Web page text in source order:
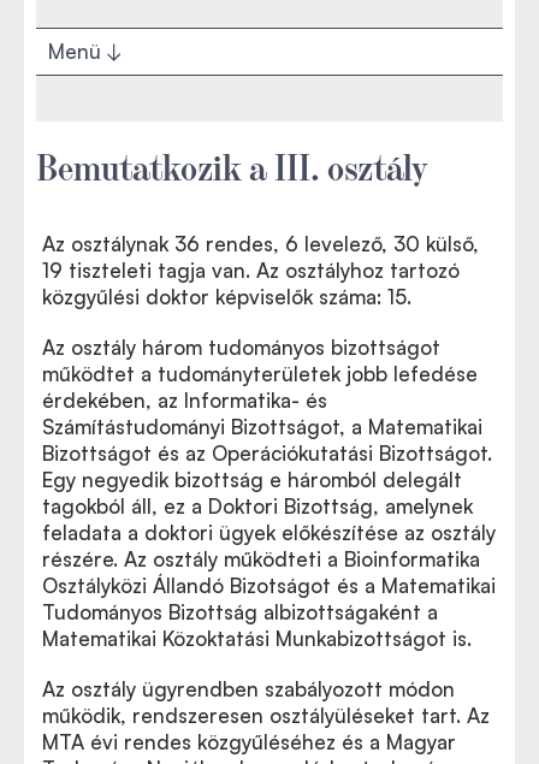
Menü
Bemutatkozik a III. osztály
Az osztálynak 36 rendes, 6 levelező, 30 külső,
19 tiszteleti tagja van. Az osztályhoz tartozó
közgyűlési doktor képviselők száma: 15.
Az osztály három tudományos bizottságot
működtet a tudományterületek jobb lefedése
érdekében, az Informatika- és
Számítástudományi Bizottságot, a Matematikai
Bizottságot és az Operációkutatási Bizottságot.
Egy negyedik bizottság e háromból delegált
tagokból áll, ez a Doktori Bizottság, amelynek
feladata a doktori ügyek előkészítése az osztály
részére. Az osztály működteti a Bioinformatika
Osztályközi Állandó Bizotságot és a Matematikai
Tudományos Bizottság albizottságaként a
Matematikai Közoktatási Munkabizottságot is.
Az osztály ügyrendben szabályozott módon
működik, rendszeresen osztályüléseket tart. Az
MTA évi rendes közgyűléséhez és a Magyar